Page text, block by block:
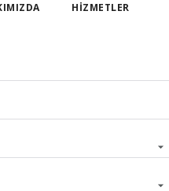
HIZMETLER